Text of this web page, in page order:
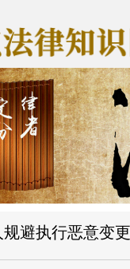
避执行恶意变